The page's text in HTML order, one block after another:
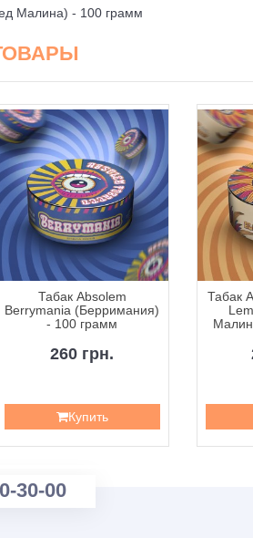
Малина) - 100 грамм
Табак Absolem
Berrymania (Берримания)
- 100 грамм
260 грн.
Купить
Табак
30-00